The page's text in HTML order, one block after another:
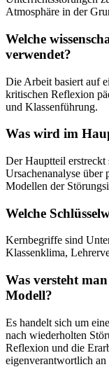
Atmosphäre in der
Welche
verwendet?
Die Arbeit basiert auf
kritischen Reflexion
und Klassenführung.
Was wird im
Der Hauptteil
Ursachenanalyse über
Modellen der
Welche
Kernbegriffe sind
Klassenklima,
Was versteht
Modell?
Es handelt sich um
nach wiederholten
Reflexion und die
eigenverantwortlich an